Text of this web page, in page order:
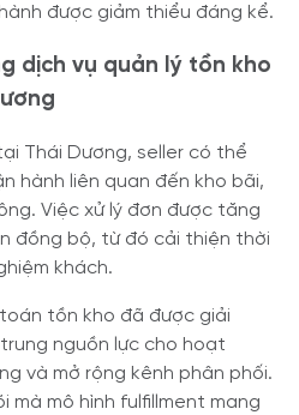
được giảm thiểu đáng kể.
dịch vụ quản lý tồn kho
Thái Dương, seller có thể
hành liên quan đến kho bãi,
Việc xử lý đơn được tăng
đồng bộ, từ đó cải thiện thời
khách.
tồn kho đã được giải
nguồn lực cho hoạt
và mở rộng kênh phân phối.
mà mô hình fulfillment mang